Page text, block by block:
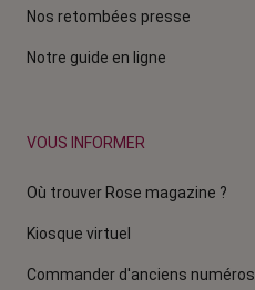
Nos retombées presse
Notre guide en ligne
VOUS INFORMER
Où trouver Rose magazine ?
Kiosque virtuel
Commander d'anciens numéros